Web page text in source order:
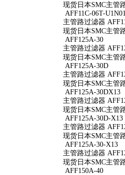
现货日本SMC主管
AFF11C-06T-
主管路过滤器
现货日本SMC主管
AFF125A-30
主管路过滤器
现货日本SMC主管
AFF125A-30D
主管路过滤器
现货日本SMC主管
AFF125A-30DX13
主管路过滤器
现货日本SMC主管
AFF125A-30D-X13
主管路过滤器
现货日本SMC主管
AFF125A-30-X13
主管路过滤器
现货日本SMC主管
AFF150A-40